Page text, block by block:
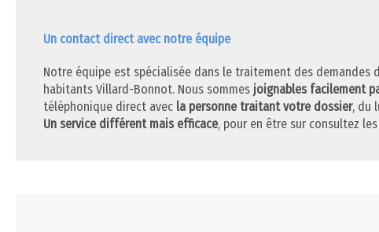
Un contact direct avec notre équipe
Notre équipe est spécialisée dans le traitement des
habitants Villard-Bonnot. Nous sommes joignables facilement
téléphonique direct avec la personne traitant votre dossier, du
Un service différent mais efficace, pour en être sur consultez